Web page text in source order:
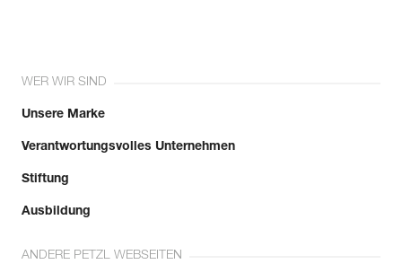
WER WIR SIND
Unsere Marke
Verantwortungsvolles Unternehmen
Stiftung
Ausbildung
ANDERE PETZL WEBSEITEN